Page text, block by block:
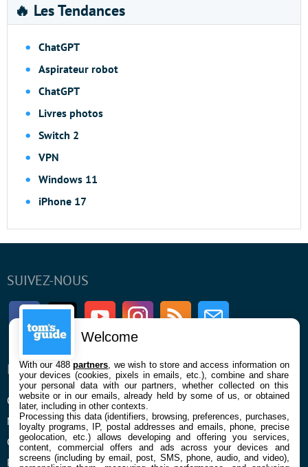
🔥 Les Tendances
ChatGPT
Aspirateur robot
ChatGPT
Livres photos
Switch 2
VPN
Windows 11
iPhone 17
SUIVEZ-NOUS
FacebookTwitter Youtube InstagramRSS Newsletter
ENTREPRISE
Qui sommes nous
Mentions légales et CGU
Confidentialité et Cookies
Préférences cookies
À PROPOS
La rédaction
Contact
Welcome
With our 488partners , we wish to store and access information on
your devices (cookies, pixels in emails, etc.), combine and share
your personal data with our partners, whether collected on this
website or in our emails, already held by some of us, or obtained
later, including in other contexts.
Processing this data (identifiers, browsing, preferences, purchases,
loyalty programs, IP, postal addresses and emails, phone, precise
geolocation, etc.) allows developing and offering you services,
content, commercial offers and ads across your devices and
screens (including by email, post, SMS, phone, audio, and video),